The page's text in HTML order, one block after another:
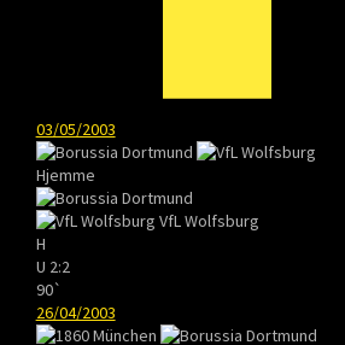
03/05/2003
Hjemme
VfL Wolfsburg
H
U 2:2
90`
26/04/2003